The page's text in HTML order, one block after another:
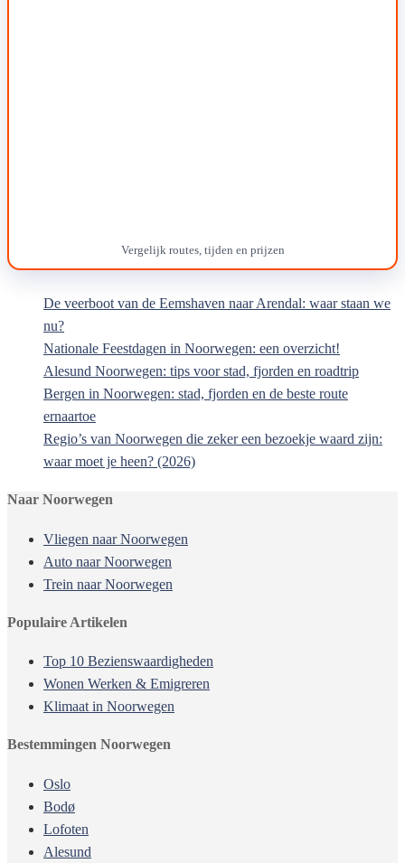
De veerboot van de Eemshaven naar Arendal: waar staan we
nu?
Nationale Feestdagen in Noorwegen: een overzicht!
Alesund Noorwegen: tips voor stad, fjorden en roadtrip
Bergen in Noorwegen: stad, fjorden en de beste route
ernaartoe
Regio’s van Noorwegen die zeker een bezoekje waard zijn:
waar moet je heen? (2026)
Naar Noorwegen
Vliegen naar Noorwegen
Auto naar Noorwegen
Trein naar Noorwegen
Populaire Artikelen
Top 10 Bezienswaardigheden
Wonen Werken & Emigreren
Klimaat in Noorwegen
Bestemmingen Noorwegen
Oslo
Bodø
Lofoten
Alesund